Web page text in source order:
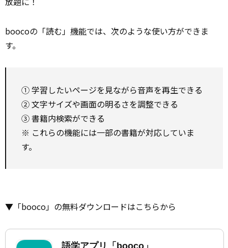
boocoの「読む」 機能では、次のような使い方ができま
す。
① 学習したいページを見ながら音声を再生できる
② 文字サイズや画面の明るさを調整できる
③ 書籍内検索ができる
※ これらの機能には一部の書籍が対応していま
す。
▼「booco」の無料ダウンロードはこちらから